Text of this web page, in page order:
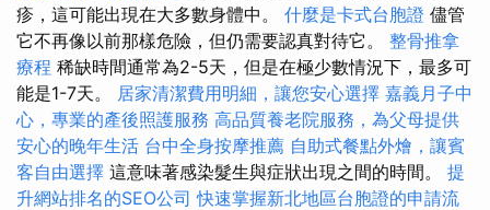
疹，這可能出現在大多數身體中。 什麼是卡式台胞證 儘管
它不再像以前那樣危險，但仍需要認真對待它。 整骨推拿
療程 稀缺時間通常為2-5天，但是在極少數情況下，最多可
能是1-7天。 居家清潔費用明細，讓您安心選擇 嘉義月子中
心，專業的產後照護服務 高品質養老院服務，為父母提供
安心的晚年生活 台中全身按摩推薦 自助式餐點外燴，讓賓
客自由選擇 這意味著感染髮生與症狀出現之間的時間。 提
升網站排名的SEO公司 快速掌握新北地區台胞證的申請流